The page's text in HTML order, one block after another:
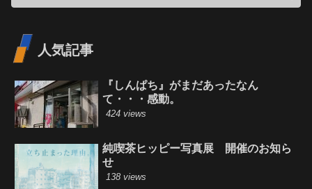
人気記事
『しんぱち』がまだあったなん
て・・・感動。
424 views
純喫茶ヒッピー写真展 開催のお知ら
せ
138 views